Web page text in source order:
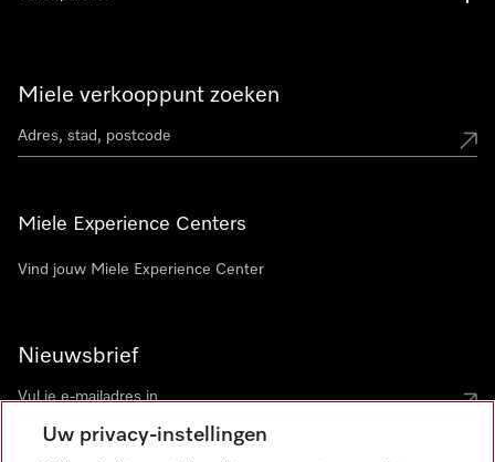
Miele verkooppunt zoeken
Miele Experience Centers
Vind jouw Miele Experience Center
Nieuwsbrief
Uw privacy-instellingen